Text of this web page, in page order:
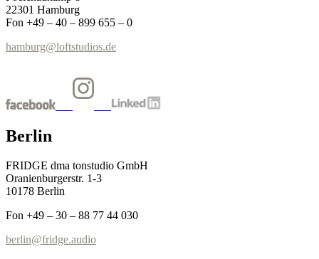
22301 Hamburg
Fon +49 – 40 – 899 655 – 0
hamburg@loftstudios.de
Berlin
FRIDGE dma tonstudio GmbH
Oranienburgerstr. 1-3
10178 Berlin
Fon +49 – 30 – 88 77 44 030
berlin@fridge.audio